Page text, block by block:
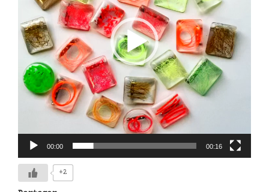
00:00 00:16
+2